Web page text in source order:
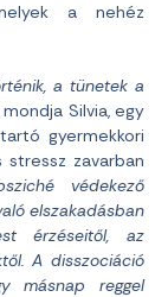
a nehéz
a tünetek a
Silvia, egy
gyermekkori
zavarban
védekező
elszakadásban
érzéseitől, az
A disszociáció
másnap reggel